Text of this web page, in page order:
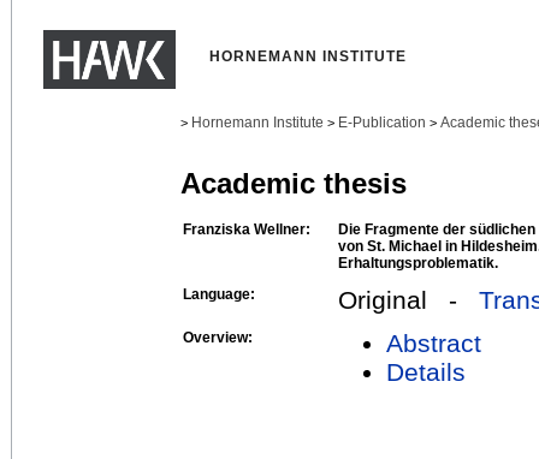
HORNEMANN INSTITUTE
> Hornemann Institute > E-Publication > Academic
Academic thesis
Franziska Wellner:
Die Fragmente der
von St. Michael in
Erhaltungsproblematik.
Language:
Original -
Overview:
Abstract
Details